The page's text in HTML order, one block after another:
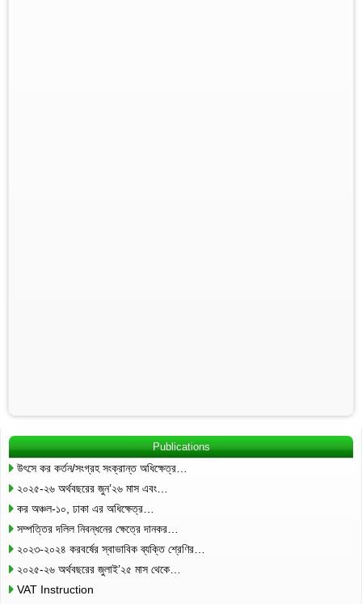
Publications
উৎসে কর কর্তন/সংগ্রহ সংক্রান্ত অধিক্ষেত্র…
২০২৫-২৬ অর্থবছরের জুন’২৬ মাস এবং…
কর অঞ্চল-১০, ঢাকা এর অধিক্ষেত্র…
সম্পত্তির দলিল নিবন্ধনের ক্ষেত্রে দানকর…
২০২৩-২০২৪ করবর্ষের স্বাভাবিক ব্যক্তি শ্রেণির…
২০২৫-২৬ অর্থবছরের জুলাই’২৫ মাস থেকে…
VAT Instruction